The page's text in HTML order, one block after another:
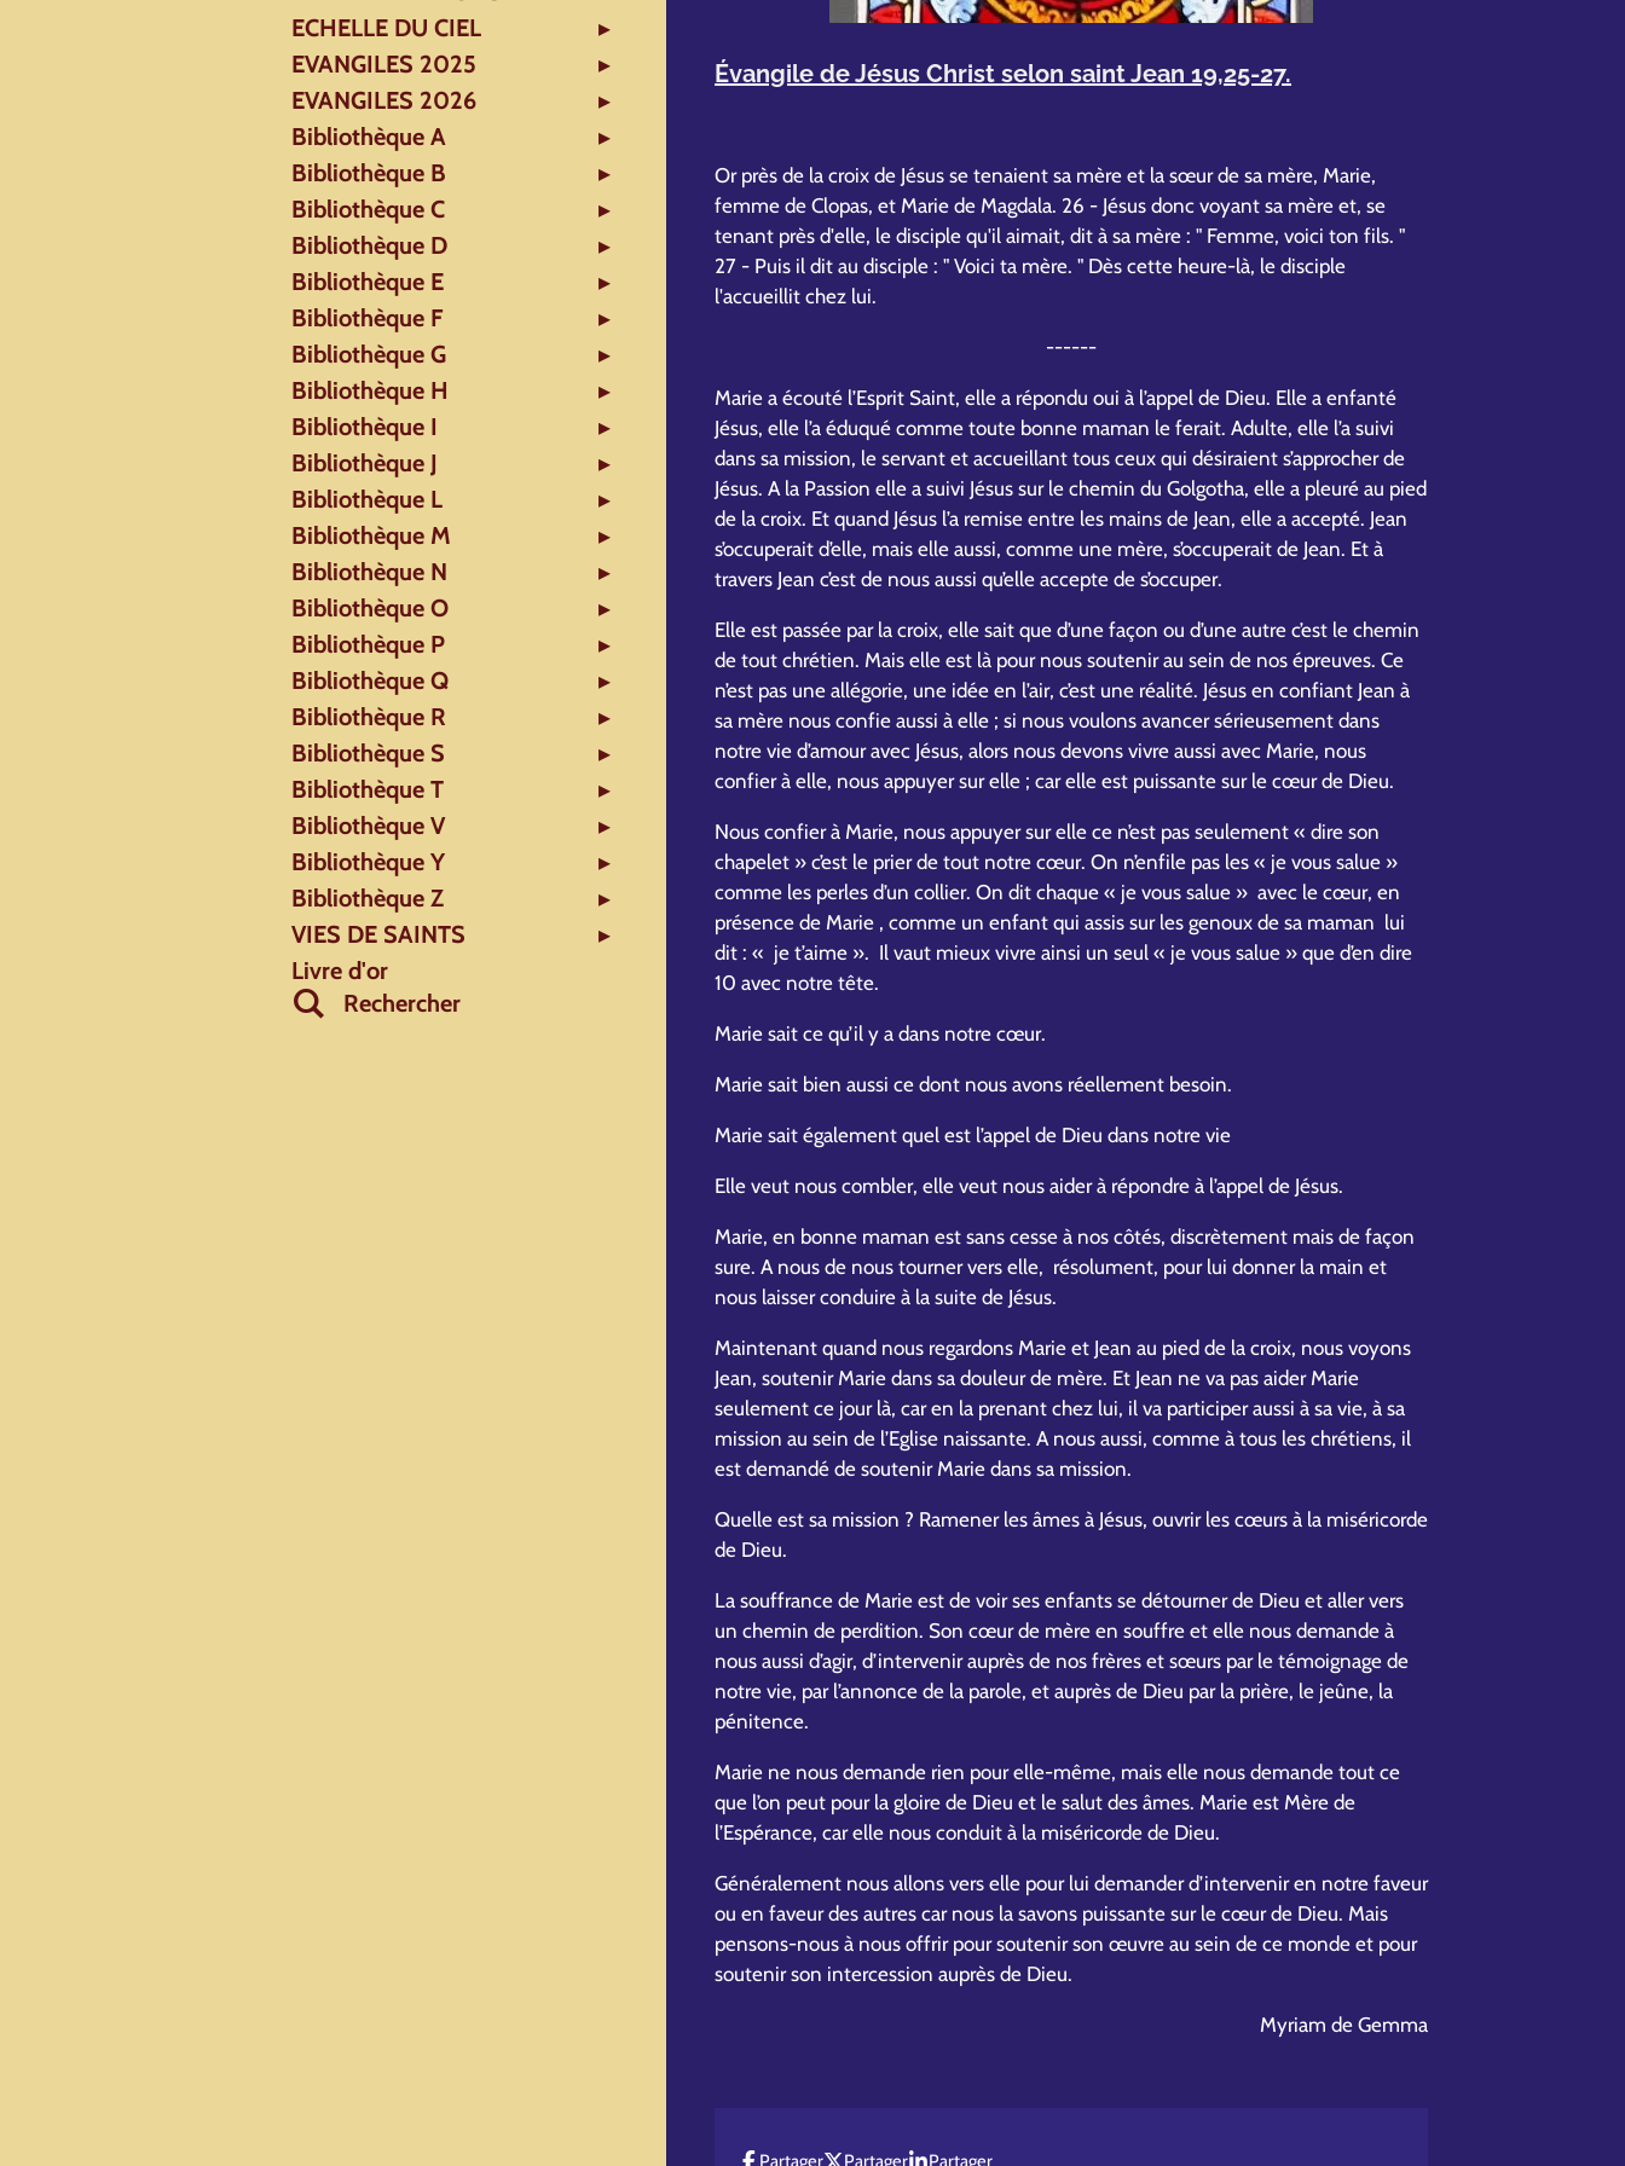
Évangile de Jésus Christ selon saint Jean 19,25-27.
Or près de la croix de Jésus se tenaient sa mère et la sœur de sa mère, Marie,
femme de Clopas, et Marie de Magdala. 26 - Jésus donc voyant sa mère et, se
tenant près d'elle, le disciple qu'il aimait, dit à sa mère : " Femme, voici ton fils. "
27 - Puis il dit au disciple : " Voici ta mère. " Dès cette heure-là, le disciple
l'accueillit chez lui.
------
Marie a écouté l’Esprit Saint, elle a répondu oui à l’appel de Dieu. Elle a enfanté
Jésus, elle l’a éduqué comme toute bonne maman le ferait. Adulte, elle l’a suivi
dans sa mission, le servant et accueillant tous ceux qui désiraient s’approcher de
Jésus. A la Passion elle a suivi Jésus sur le chemin du Golgotha, elle a pleuré au pied
de la croix. Et quand Jésus l’a remise entre les mains de Jean, elle a accepté. Jean
s’occuperait d’elle, mais elle aussi, comme une mère, s’occuperait de Jean. Et à
travers Jean c’est de nous aussi qu’elle accepte de s’occuper.
Elle est passée par la croix, elle sait que d’une façon ou d’une autre c’est le chemin
de tout chrétien. Mais elle est là pour nous soutenir au sein de nos épreuves. Ce
n’est pas une allégorie, une idée en l’air, c’est une réalité. Jésus en confiant Jean à
sa mère nous confie aussi à elle ; si nous voulons avancer sérieusement dans
notre vie d’amour avec Jésus, alors nous devons vivre aussi avec Marie, nous
confier à elle, nous appuyer sur elle ; car elle est puissante sur le cœur de Dieu.
Nous confier à Marie, nous appuyer sur elle ce n’est pas seulement « dire son
chapelet » c’est le prier de tout notre cœur. On n’enfile pas les « je vous salue »
comme les perles d’un collier. On dit chaque « je vous salue » avec le cœur, en
présence de Marie , comme un enfant qui assis sur les genoux de sa maman lui
dit : « je t’aime ». Il vaut mieux vivre ainsi un seul « je vous salue » que d’en dire
10 avec notre tête.
Marie sait ce qu’il y a dans notre cœur.
Marie sait bien aussi ce dont nous avons réellement besoin.
Marie sait également quel est l’appel de Dieu dans notre vie
Elle veut nous combler, elle veut nous aider à répondre à l’appel de Jésus.
Marie, en bonne maman est sans cesse à nos côtés, discrètement mais de façon
sure. A nous de nous tourner vers elle, résolument, pour lui donner la main et
nous laisser conduire à la suite de Jésus.
Maintenant quand nous regardons Marie et Jean au pied de la croix, nous voyons
Jean, soutenir Marie dans sa douleur de mère. Et Jean ne va pas aider Marie
seulement ce jour là, car en la prenant chez lui, il va participer aussi à sa vie, à sa
mission au sein de l’Eglise naissante. A nous aussi, comme à tous les chrétiens, il
est demandé de soutenir Marie dans sa mission.
Quelle est sa mission ? Ramener les âmes à Jésus, ouvrir les cœurs à la miséricorde
de Dieu.
La souffrance de Marie est de voir ses enfants se détourner de Dieu et aller vers
un chemin de perdition. Son cœur de mère en souffre et elle nous demande à
nous aussi d’agir, d’intervenir auprès de nos frères et sœurs par le témoignage de
notre vie, par l’annonce de la parole, et auprès de Dieu par la prière, le jeûne, la
pénitence.
Marie ne nous demande rien pour elle-même, mais elle nous demande tout ce
que l’on peut pour la gloire de Dieu et le salut des âmes. Marie est Mère de
l’Espérance, car elle nous conduit à la miséricorde de Dieu.
Généralement nous allons vers elle pour lui demander d’intervenir en notre faveur
ou en faveur des autres car nous la savons puissante sur le cœur de Dieu. Mais
pensons-nous à nous offrir pour soutenir son œuvre au sein de ce monde et pour
soutenir son intercession auprès de Dieu.
Myriam de Gemma
Partager Partager Partager
ECHELLE DU CIEL
EVANGILES 2025
EVANGILES 2026
Bibliothèque A
Bibliothèque B
Bibliothèque C
Bibliothèque D
Bibliothèque E
Bibliothèque F
Bibliothèque G
Bibliothèque H
Bibliothèque I
Bibliothèque J
Bibliothèque L
Bibliothèque M
Bibliothèque N
Bibliothèque O
Bibliothèque P
Bibliothèque Q
Bibliothèque R
Bibliothèque S
Bibliothèque T
Bibliothèque V
Bibliothèque Y
Bibliothèque Z
VIES DE SAINTS
Livre d'or
Rechercher